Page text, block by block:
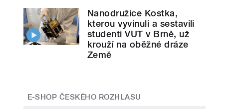
Nanodružice Kostka,
kterou vyvinuli a sestavili
studenti VUT v Brně, už
krouží na oběžné dráze
Země
E-SHOP ČESKÉHO ROZHLASU